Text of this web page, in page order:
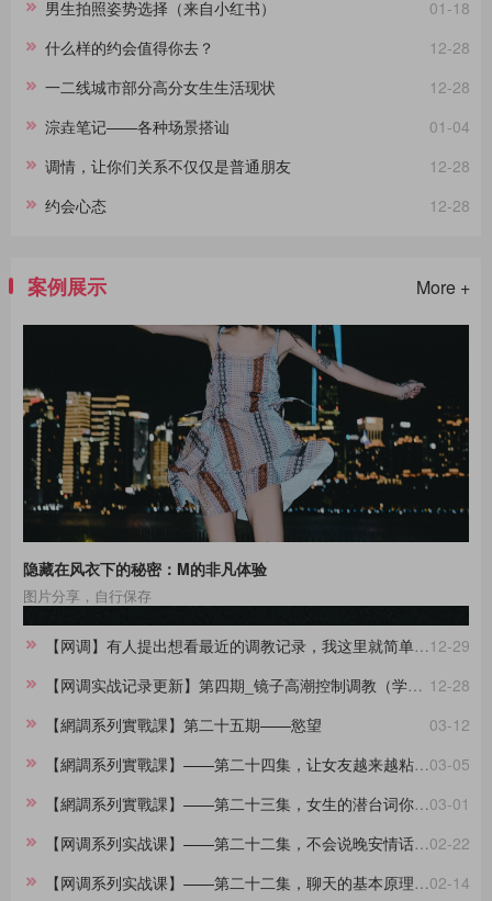
01-18
男生拍照姿势选择（来自小红书）
12-28
什么样的约会值得你去？
12-28
一二线城市部分高分女生生活现状
01-04
淙垚笔记——各种场景搭讪
12-28
调情，让你们关系不仅仅是普通朋友
12-28
约会心态
案例展示 More +
隐藏在风衣下的秘密：M的非凡体验
图片分享，自行保存
12-29
【网调】有人提出想看最近的调教记录，我这里就简单做一份合集。
12-28
【网调实战记录更新】第四期_镜子高潮控制调教（学员案例）
03-12
【網調系列實戰課】第二十五期——慾望
03-05
【網調系列實戰課】——第二十四集，让女友越来越粘着你的小技巧
03-01
【網調系列實戰課】——第二十三集，女生的潜台词你都懂吗？
02-22
【网调系列实战课】——第二十二集，不会说晚安情话的大直男看过来，建议收藏
02-14
【网调系列实战课】——第二十二集，聊天的基本原理，90%的人不知道